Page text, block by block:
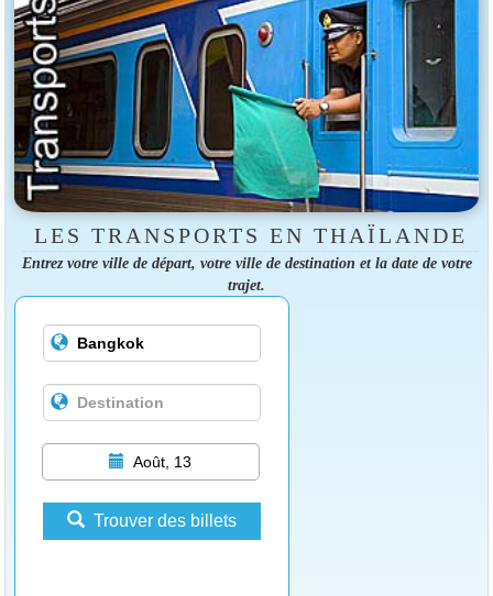
LES TRANSPORTS EN THAÏLANDE
Entrez votre ville de départ, votre ville de destination et la date de votre
trajet.
Août, 13
Trouver des billets